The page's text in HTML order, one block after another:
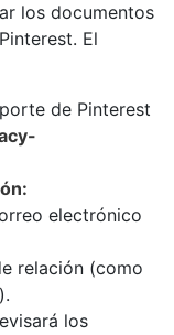
los documentos
El
de Pinterest
electrónico
relación (como
los